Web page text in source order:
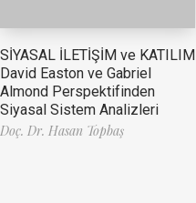
SİYASAL İLETİŞİM ve KATILIM
David Easton ve Gabriel
Almond Perspektifinden
Siyasal Sistem Analizleri
Doç. Dr. Hasan Topbaş